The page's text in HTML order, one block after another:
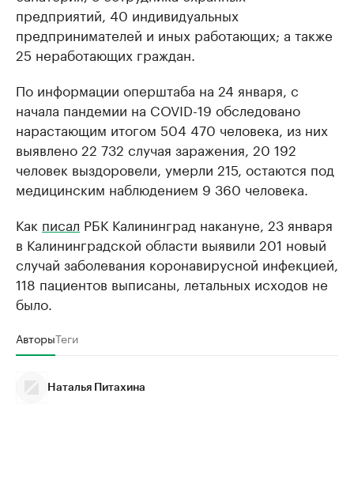
предприятий, 40 индивидуальных
предпринимателей и иных работающих; а также
25 неработающих граждан.
По информации оперштаба на 24 января, с
начала пандемии на COVID-19 обследовано
нарастающим итогом 504 470 человека, из них
выявлено 22 732 случая заражения, 20 192
человек выздоровели, умерли 215, остаются под
медицинским наблюдением 9 360 человека.
Как писал РБК Калининград накануне, 23 января
в Калининградской области выявили 201 новый
случай заболевания коронавирусной инфекцией,
118 пациентов выписаны, летальных исходов не
было.
АвторыТеги
Наталья Питахина